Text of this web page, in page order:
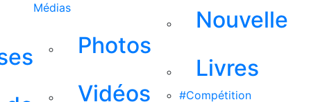
Médias
Photos
Vidéos
Nouvelle
Livres
#Compétition